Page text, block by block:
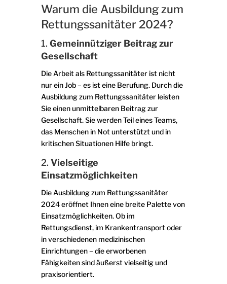
Warum die Ausbildung zum
Rettungssanitäter 2024?
1. Gemeinnütziger Beitrag zur
Gesellschaft
Die Arbeit als Rettungssanitäter ist nicht
nur ein Job – es ist eine Berufung. Durch die
Ausbildung zum Rettungssanitäter leisten
Sie einen unmittelbaren Beitrag zur
Gesellschaft. Sie werden Teil eines Teams,
das Menschen in Not unterstützt und in
kritischen Situationen Hilfe bringt.
2. Vielseitige
Einsatzmöglichkeiten
Die Ausbildung zum Rettungssanitäter
2024 eröffnet Ihnen eine breite Palette von
Einsatzmöglichkeiten. Ob im
Rettungsdienst, im Krankentransport oder
in verschiedenen medizinischen
Einrichtungen – die erworbenen
Fähigkeiten sind äußerst vielseitig und
praxisorientiert.